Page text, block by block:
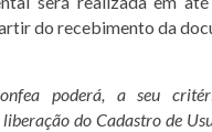
do recebimento da
poderá, a seu
liberação do Cadastro de